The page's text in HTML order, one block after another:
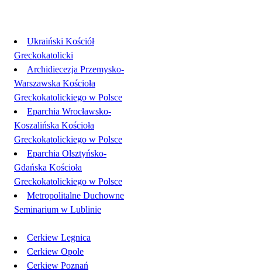
Ukraiński Kościół
Greckokatolicki
Archidiecezja Przemysko-
Warszawska Kościoła
Greckokatolickiego w Polsce
Eparchia Wrocławsko-
Koszalińska Kościoła
Greckokatolickiego w Polsce
Eparchia Olsztyńsko-
Gdańska Kościoła
Greckokatolickiego w Polsce
Metropolitalne Duchowne
Seminarium w Lublinie
Cerkiew Legnica
Cerkiew Opole
Cerkiew Poznań